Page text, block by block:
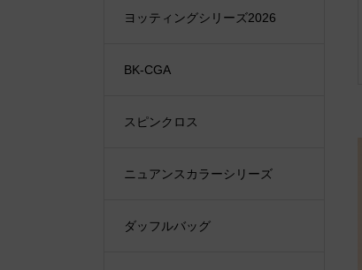
ヨッティングシリーズ2026
BK-CGA
スピンクロス
ニュアンスカラーシリーズ
ダッフルバッグ